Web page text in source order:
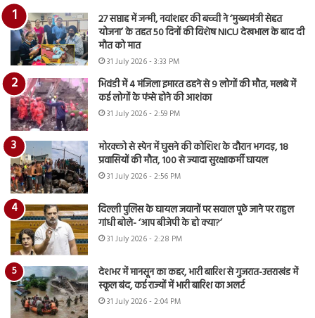
27 सप्ताह में जन्मी, नवांशहर की बच्ची ने ‘मुख्यमंत्री सेहत
योजना’ के तहत 50 दिनों की विशेष NICU देखभाल के बाद दी
मौत को मात
31 July 2026 - 3:33 PM
भिवंडी में 4 मंजिला इमारत ढहने से 9 लोगों की मौत, मलबे में
कई लोगों के फंसे होने की आशंका
31 July 2026 - 2:59 PM
मोरक्को से स्पेन में घुसने की कोशिश के दौरान भगदड़, 18
प्रवासियों की मौत, 100 से ज्यादा सुरक्षाकर्मी घायल
31 July 2026 - 2:56 PM
दिल्ली पुलिस के घायल जवानों पर सवाल पूछे जाने पर राहुल
गांधी बोले- ‘आप बीजेपी के हो क्या?’
31 July 2026 - 2:28 PM
देशभर में मानसून का कहर, भारी बारिश से गुजरात-उत्तराखंड में
स्कूल बंद, कई राज्यों में भारी बारिश का अलर्ट
31 July 2026 - 2:04 PM